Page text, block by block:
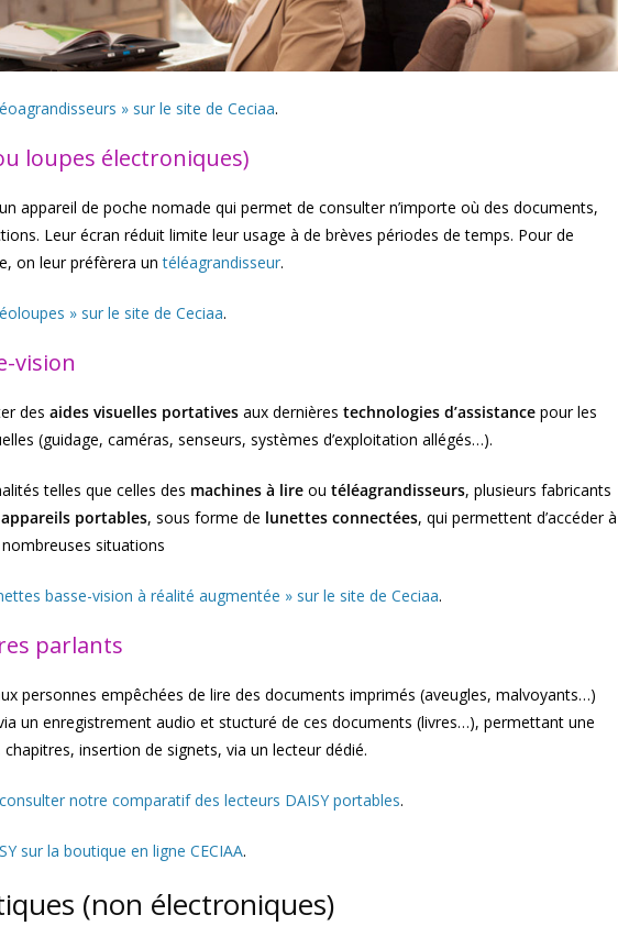
» sur le site de Ceciaa.
loupes électroniques)
appareil de poche nomade qui permet de consulter n’importe où des documents,
Leur écran réduit limite leur usage à de brèves périodes de temps. Pour de
on leur préfèrera untéléagrandisseur.
» sur le site de Ceciaa.
vision
des aides visuelles portatives aux dernières technologies d’assistance pour les
(guidage, caméras, senseurs, systèmes d’exploitation allégés…).
telles que celles des machines à lire ou téléagrandisseurs, plusieurs fabricants
appareils portables, sous forme de lunettes connectées, qui permettent d’accéder à
situations
basse-vision à réalité augmentée » sur le site de Ceciaa.
parlants
personnes empêchées de lire des documents imprimés (aveugles, malvoyants…)
un enregistrement audio et stucturé de ces documents (livres…), permettant une
insertion de signets, via un lecteur dédié.
notre comparatif des lecteurs DAISY portables.
sur la boutique en ligne CECIAA.
(non électroniques)